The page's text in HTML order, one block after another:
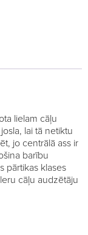
lielam cāļu
lai tā netiktu
jo centrālā ass ir
barību
pārtikas klases
cāļu audzētāju